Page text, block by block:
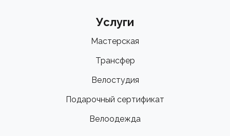
Услуги
Мастерская
Трансфер
Велостудия
Подарочный сертификат
Велоодежда